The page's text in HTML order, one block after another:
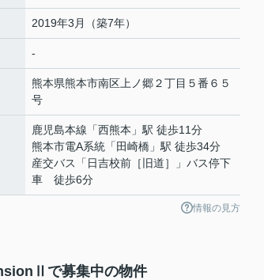
2019年3月（築7年）
-
熊本県熊本市南区 上ノ郷２丁目５番６５
号
鹿児島本線 「西熊本 」駅 徒歩11分
熊本市電A系統 「 田崎橋 」駅 徒歩34分
産交バス「日吉校前［旧道］」バス停下
車 徒歩6分
情報の見方
で募集中の物件